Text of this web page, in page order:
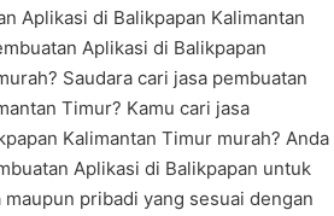
Aplikasi di Balikpapan Kalimantan
Aplikasi di Balikpapan
Saudara cari jasa pembuatan
Timur? Kamu cari jasa
Kalimantan Timur murah? Anda
Aplikasi di Balikpapan untuk
pribadi yang sesuai dengan